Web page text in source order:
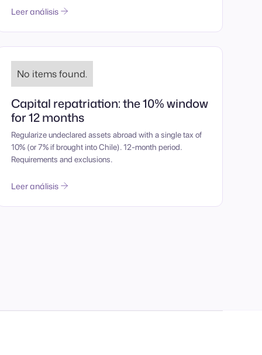
Leer análisis
No items found.
Capital repatriation: the 10% window
for 12 months
Regularize undeclared assets abroad with a single tax of
10% (or 7% if brought into Chile). 12-month period.
Requirements and exclusions.
Leer análisis